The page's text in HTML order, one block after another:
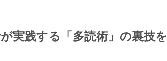
実践する「多読術」の裏技を